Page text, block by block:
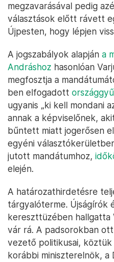
megzavarásával pedig
választások előtt rávett
Újpesten, hogy lépjen
A jogszabályok alapján a
Andráshoz hasonlóan
megfosztja a
ben elfogadott
ugyanis „ki kell mondani
annak a képviselőnek,
bűntett miatt jogerősen
egyéni
jutott mandátumhoz,
elején.
A határozathirdetésre
tárgyalóterme. Újságírók
kereszttüzében hallgatta
vár rá. A padsorokban
vezető politikusai, köztük
korábbi miniszterelnök, a